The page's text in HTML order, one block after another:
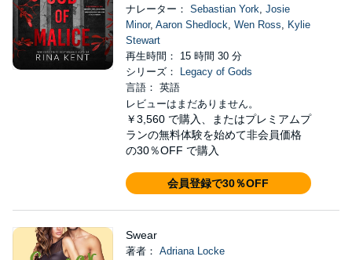
ナレーター： Sebastian York, Josie
Minor, Aaron Shedlock, Wen Ross, Kylie
Stewart
再生時間： 15 時間 30 分
シリーズ：
Legacy of Gods
言語： 英語
レビューはまだありません。
￥3,560 で購入、またはプレミアムプ
ランの無料体験を始めて非会員価格
の30％OFF で購入
会員登録で30％OFF
Swear
著者： Adriana Locke